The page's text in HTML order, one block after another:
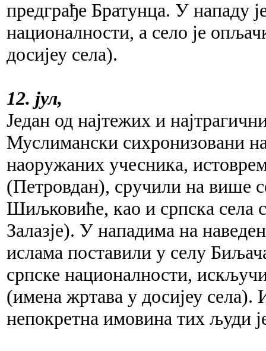
предграђе Братунца. У нападу
националности, а село је
досијеу села).
12. јул,
Један од најтежих и
Муслимански сихронизовани
наоружаних учесника,
(Петровдан), сручили на више
Шиљковиће, као и српска села
Залазје). У нападима на
ислама поставили у селу
српске националности,
(имена жртава у досијеу
непокретна имовина тих људи